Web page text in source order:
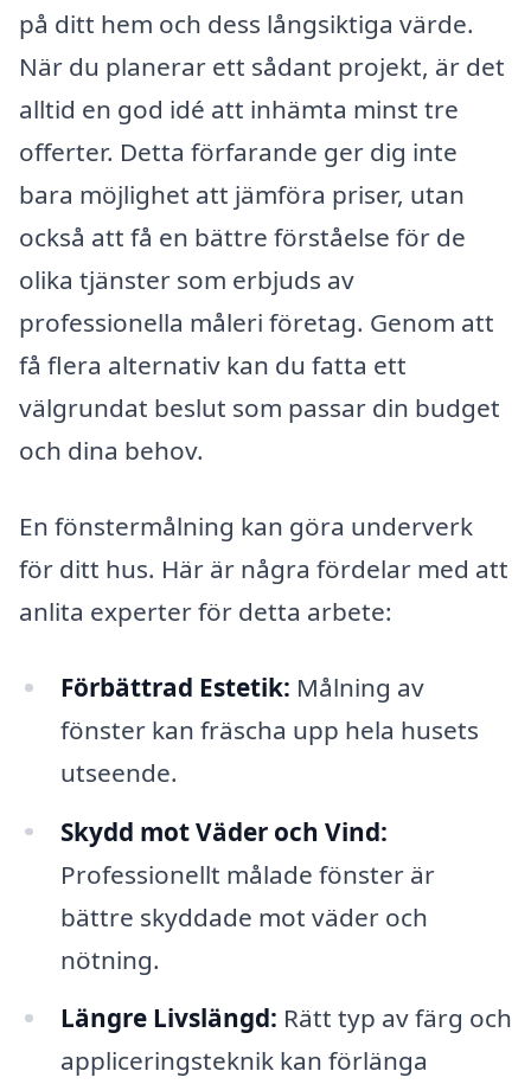
på ditt hem och dess långsiktiga värde.
När du planerar ett sådant projekt, är det
alltid en god idé att inhämta minst tre
offerter. Detta förfarande ger dig inte
bara möjlighet att jämföra priser, utan
också att få en bättre förståelse för de
olika tjänster som erbjuds av
professionella måleri företag. Genom att
få flera alternativ kan du fatta ett
välgrundat beslut som passar din budget
och dina behov.
En fönstermålning kan göra underverk
för ditt hus. Här är några fördelar med att
anlita experter för detta arbete:
Förbättrad Estetik: Målning av
fönster kan fräscha upp hela husets
utseende.
Skydd mot Väder och Vind:
Professionellt målade fönster är
bättre skyddade mot väder och
nötning.
Längre Livslängd: Rätt typ av färg och
appliceringsteknik kan förlänga